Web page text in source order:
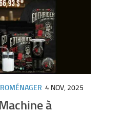
4 NOV, 2025
à